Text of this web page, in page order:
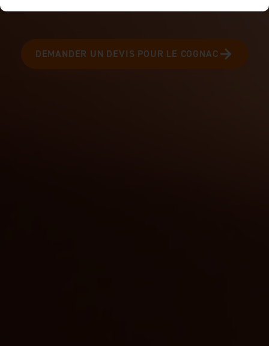
DEMANDER UN DEVIS POUR LE COGNAC